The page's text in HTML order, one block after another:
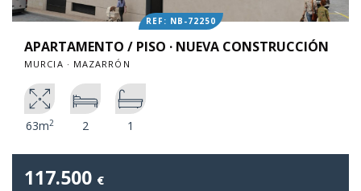
REF: NB-72250
APARTAMENTO / PISO · NUEVA CONSTRUCCIÓN
MURCIA · MAZARRÓN
63m2 2 1
117.500 €